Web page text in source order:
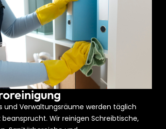
und Verwaltungsräume werden täglich
beansprucht. Wir reinigen Schreibtische,